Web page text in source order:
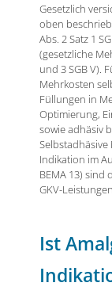
Gesetzlich
oben
Abs. 2 Satz 1
(gesetzliche
und 3 SGB V).
Mehrkosten
Füllungen in
Optimierung,
sowie adhäsiv
Indikation im
BEMA 13) sind
GKV-
Ist